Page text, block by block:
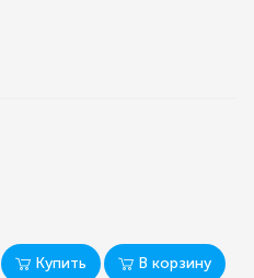
Купить В корзину